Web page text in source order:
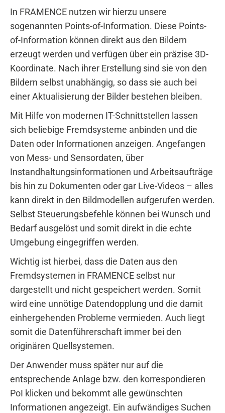
In FRAMENCE nutzen wir hierzu unsere
sogenannten Points-of-Information. Diese Points-
of-Information können direkt aus den Bildern
erzeugt werden und verfügen über ein präzise 3D-
Koordinate. Nach ihrer Erstellung sind sie von den
Bildern selbst unabhängig, so dass sie auch bei
einer Aktualisierung der Bilder bestehen bleiben.
Mit Hilfe von modernen IT-Schnittstellen lassen
sich beliebige Fremdsysteme anbinden und die
Daten oder Informationen anzeigen. Angefangen
von Mess- und Sensordaten, über
Instandhaltungsinformationen und Arbeitsaufträge
bis hin zu Dokumenten oder gar Live-Videos – alles
kann direkt in den Bildmodellen aufgerufen werden.
Selbst Steuerungsbefehle können bei Wunsch und
Bedarf ausgelöst und somit direkt in die echte
Umgebung eingegriffen werden.
Wichtig ist hierbei, dass die Daten aus den
Fremdsystemen in FRAMENCE selbst nur
dargestellt und nicht gespeichert werden. Somit
wird eine unnötige Datendopplung und die damit
einhergehenden Probleme vermieden. Auch liegt
somit die Datenführerschaft immer bei den
originären Quellsystemen.
Der Anwender muss später nur auf die
entsprechende Anlage bzw. den korrespondieren
PoI klicken und bekommt alle gewünschten
Informationen angezeigt. Ein aufwändiges Suchen